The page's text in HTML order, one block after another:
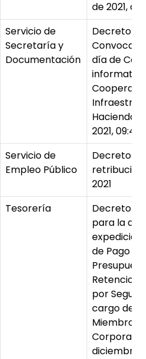
de 2021, a
Servicio de
Secretaría y
Documentación
Decreto de
día de
Hacienda
2021,
Servicio de
Empleo Público
Decreto
2021
Tesorería
Decreto
para la
expedición
de Pago No
por
cargo del
Miembros
diciembre